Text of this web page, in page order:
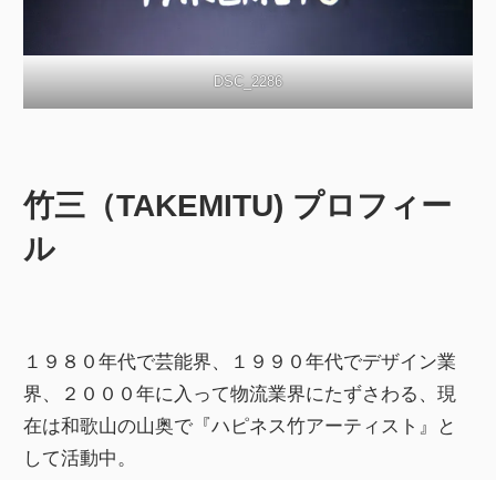
DSC_2286
竹三（TAKEMITU) プロフィー
ル
１９８０年代で芸能界、１９９０年代でデザイン業
界、２０００年に入って物流業界にたずさわる、現
在は和歌山の山奥で『ハピネス竹アーティスト』と
して活動中。